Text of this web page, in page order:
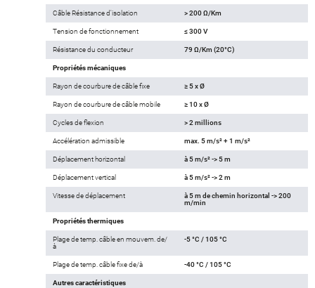
Câble Résistance d'isolation > 200 Ω/Km
Tension de fonctionnement ≤ 300 V
Résistance du conducteur 79 Ω/Km (20°C)
Propriétés mécaniques
Rayon de courbure de câble fixe ≥ 5 x Ø
Rayon de courbure de câble mobile ≥ 10 x Ø
Cycles de flexion > 2 millions
Accélération admissible max. 5 m/s² + 1 m/s²
Déplacement horizontal à 5 m/s² -> 5 m
Déplacement vertical à 5 m/s² -> 2 m
Vitesse de déplacement
à 5 m de chemin horizontal -> 200
m/min
Propriétés thermiques
Plage de temp. câble en mouvem. de/
à
-5 °C / 105 °C
Plage de temp. câble fixe de/à -40 °C / 105 °C
Autres caractéristiques